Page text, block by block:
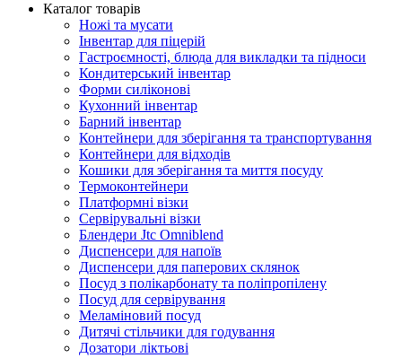
Каталог товарів
Ножі та мусати
Інвентар для піцерій
Гастроємності, блюда для викладки та підноси
Кондитерський інвентар
Форми силіконові
Кухонний інвентар
Барний інвентар
Контейнери для зберігання та транспортування
Контейнери для відходів
Кошики для зберігання та миття посуду
Термоконтейнери
Платформні візки
Сервірувальні візки
Блендери Jtc Omniblend
Диспенсери для напоїв
Диспенсери для паперових склянок
Посуд з полікарбонату та поліпропілену
Посуд для сервірування
Меламіновий посуд
Дитячі стільчики для годування
Дозатори ліктьові